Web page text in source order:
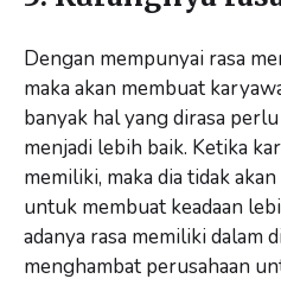
Dengan mempunyai rasa
maka akan membuat
banyak hal yang dirasa
menjadi lebih baik. Ketika
memiliki, maka dia tidak
untuk membuat keadaan
adanya rasa memiliki dalam
menghambat perusahaan